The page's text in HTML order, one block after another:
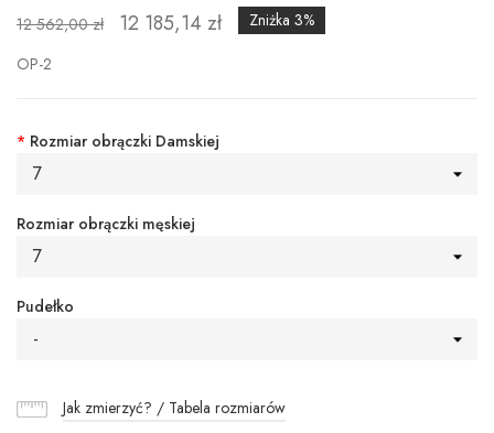
12 562,00 zł 12 185,14 zł
Zniżka 3%
OP-2
* Rozmiar obrączki Damskiej
7
Rozmiar obrączki męskiej
7
Pudełko
-
Jak zmierzyć? / Tabela rozmiarów